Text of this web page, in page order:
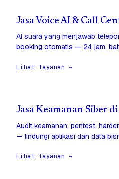
Jasa Voice AI & Call
AI suara yang menjawab
booking otomatis — 24 jam,
Lihat layanan →
Jasa Keamanan Siber
Audit keamanan, pentest,
— lindungi aplikasi dan data
Lihat layanan →